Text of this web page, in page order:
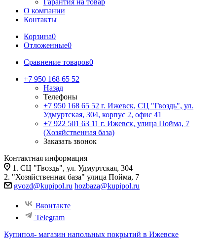
Гарантия на товар
О компании
Контакты
Корзина0
Отложенные0
Сравнение товаров0
+7 950 168 65 52
Назад
Телефоны
+7 950 168 65 52 г. Ижевск, СЦ "Гвоздь", ул.
Удмуртская, 304, корпус 2, офис 41
+7 922 501 63 11 г. Ижевск, улица Пойма, 7
(Хозяйственная база)
Заказать звонок
Контактная информация
1. СЦ "Гвоздь", ул. Удмуртская, 304
2. "Хозяйственная база" улица Пойма, 7
gvozd@kupipol.ru hozbaza@kupipol.ru
Вконтакте
Telegram
Купипол- магазин напольных покрытий в Ижевске